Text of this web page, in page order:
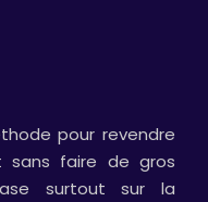
pour revendre
sans faire de gros
surtout sur la